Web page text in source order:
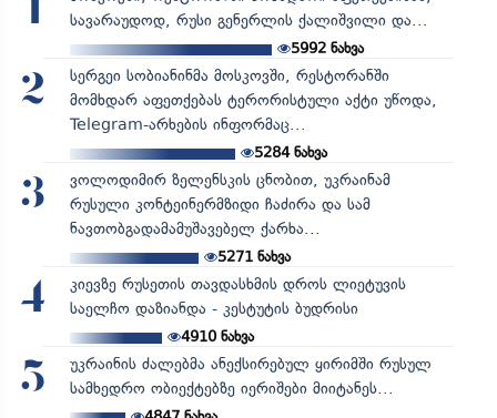
1
სავარაუდოდ, რუსი გენერლის ქალიშვილი და...
5992 ნახვა
2
სერგეი სობიანინმა მოსკოვში, რესტორანში
მომხდარ აფეთქებას ტერორისტული აქტი უწოდა,
Telegram-არხების ინფორმაც...
5284ნახვა
3
ვოლოდიმირ ზელენსკის ცნობით, უკრაინამ
რუსული კონტეინერმზიდი ჩაძირა და სამ
ნავთობგადამამუშავებელ ქარხა...
5271ნახვა
4
კიევზე რუსეთის თავდასხმის დროს ლიეტუვის
საელჩო დაზიანდა - კესტუტის ბუდრისი
4910ნახვა
5
უკრაინის ძალებმა ანექსირებულ ყირიმში რუსულ
სამხედრო ობიექტებზე იერიშები მიიტანეს...